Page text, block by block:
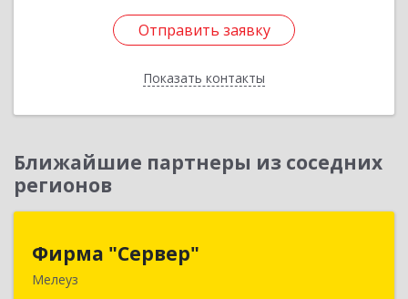
Отправить заявку
Показать контакты
Отправить заявку
Назад
Ближайшие партнеры из соседних
регионов
Фирма "Сервер"
Мелеуз
453852, Башкортостан Респ, Мелеузовский р-н,